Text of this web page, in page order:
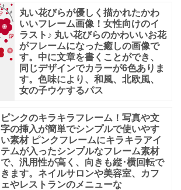
丸い花びらが優しく描かれたかわ
いいフレーム画像！女性向けのイ
ラスト♪ 丸い花びらのかわいいお花
がフレームになった癒しの画像で
す。中に文章を書くことができ、
同じデザインでカラーが6色ありま
す。色味により、和風、北欧風、
女の子ウケするパス
ピンクのキラキラフレーム！写真や文
字の挿入が簡単でシンプルで使いやす
い素材 ピンクフレームにキラキラアイ
テムが入ったシンプルなフレーム素材
で、汎用性が高く、向きも縦･横回転で
きます。ネイルサロンや美容室、カフ
ェやレストランのメニューな